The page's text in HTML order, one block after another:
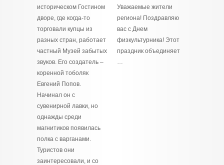
историческом Гостином
дворе, где когда-то
торговали купцы из
разных стран, работает
частный Музей забытых
звуков. Его создатель –
коренной тоболяк
Евгений Попов.
Начинал он с
сувенирной лавки, но
однажды среди
магнитиков появилась
полка с варганами.
Туристов они
заинтересовали, и со
Уважаемые жители
региона! Поздравляю
вас с Днем
физкультурника! Этот
праздник объединяет
…